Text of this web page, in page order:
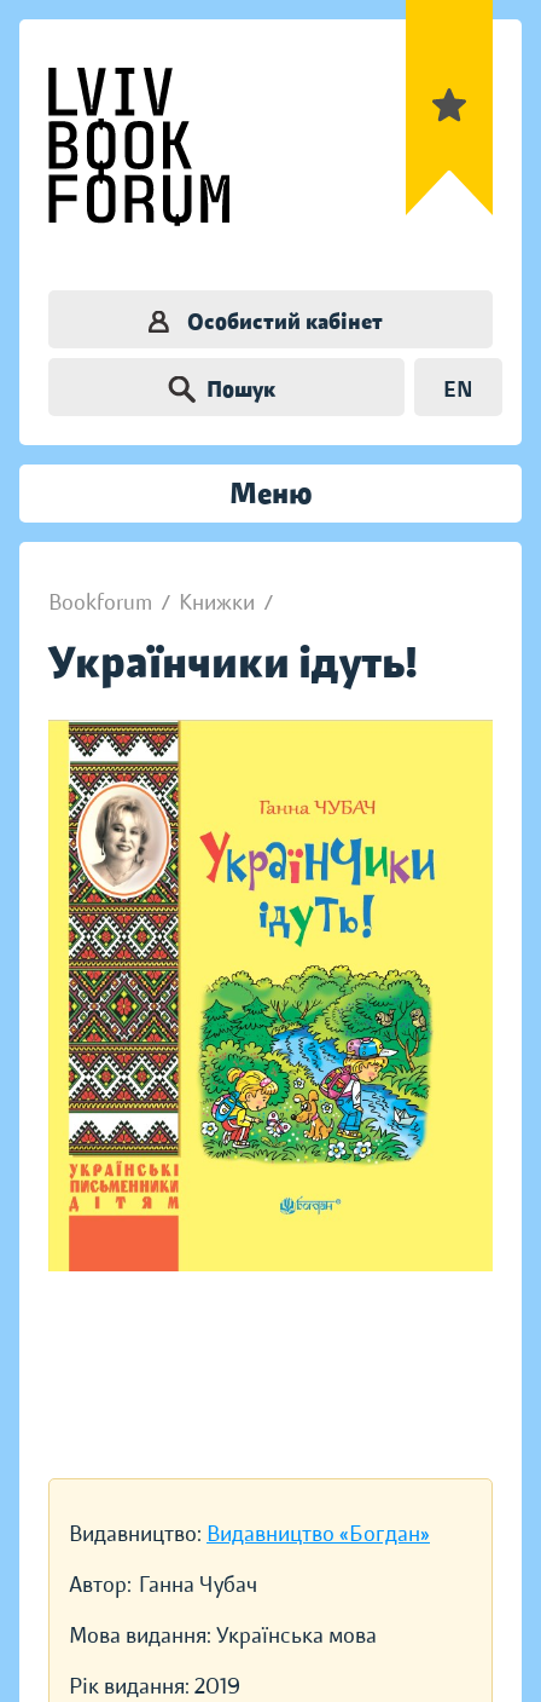
Особистий кабінет
Пошук EN
Меню
Bookforum / Книжки /
Українчики ідуть!
Видавництво: Видавництво «Богдан»
Автор: Ганна Чубач
Мова видання: Українська мова
Рік видання: 2019